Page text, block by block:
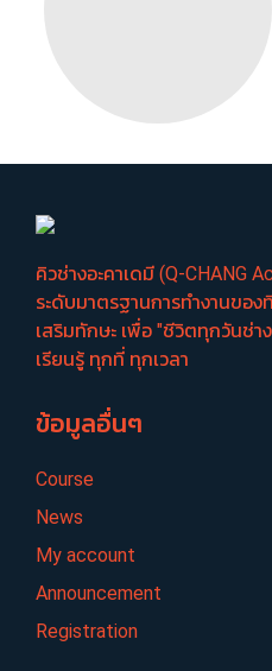
คิวช่างอะคาเดมี (Q-CHANG
ระดับมาตรฐานการทำงานขอ
เสริมทักษะ เพื่อ "ชีวิตทุกวันช่าง
เรียนรู้ ทุกที่ ทุกเวลา
ข้อมูลอื่นๆ
Course
News
My account
Announcement
Registration